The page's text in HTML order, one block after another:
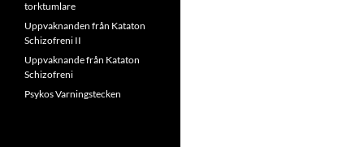
torktumlare
Uppvaknanden från Kataton
Schizofreni II
Uppvaknande från Kataton
Schizofreni
Psykos Varningstecken